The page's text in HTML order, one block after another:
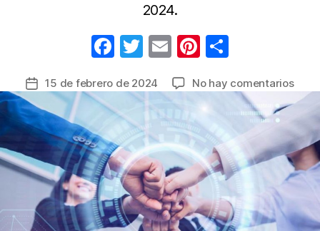
2024.
F
c
e
b
o
o
k
T
itt
er
E
ail
Pi
er
e
st
m
p
ar
tir
Fecha
de
la
entrada
15 de febrero de 2024 No hay comentariosen
para
su